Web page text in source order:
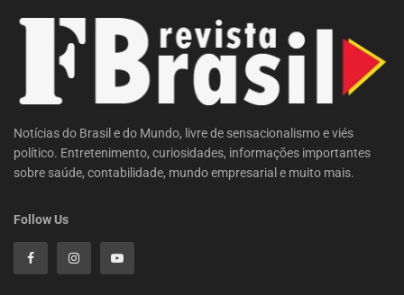
Notícias do Brasil e do Mundo, livre de sensacionalismo e viés
político. Entretenimento, curiosidades, informações importantes
sobre saúde, contabilidade, mundo empresarial e muito mais.
Follow Us